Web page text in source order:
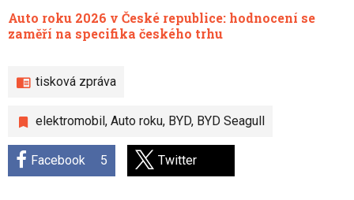
tisková zpráva
elektromobil, Auto roku, BYD, BYD Seagull
Facebook 5 Twitter
Auto roku 2026 v České republice: hodnocení se
zaměří na specifika českého trhu